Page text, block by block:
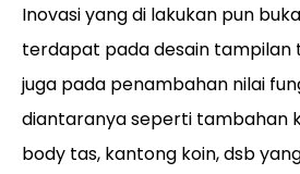
Inovasi yang di lakukan pun
terdapat pada desain tampilan
juga pada penambahan nilai
diantaranya seperti tambahan
body tas, kantong koin, dsb